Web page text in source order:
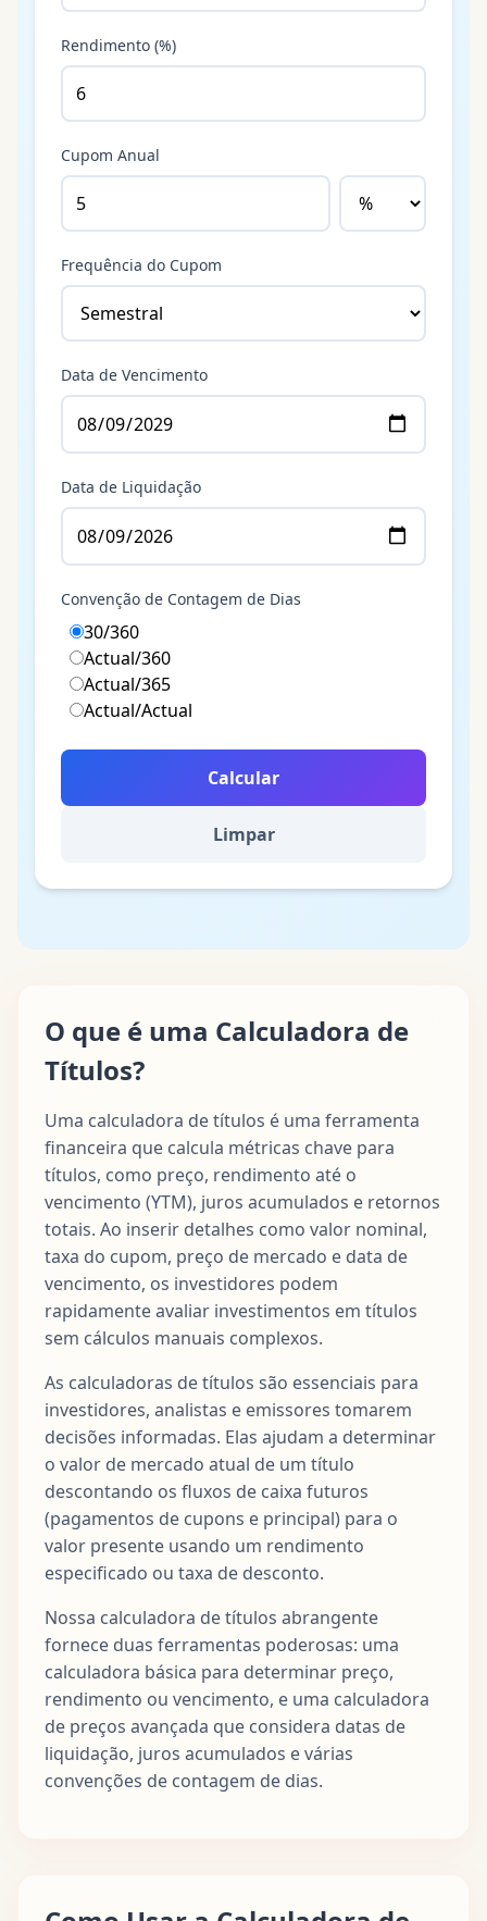
Rendimento (%)
Cupom Anual
Frequência do Cupom
Data de Vencimento
Data de Liquidação
Convenção de Contagem de Dias
30/360
Actual/360
Actual/365
Actual/Actual
Calcular
Limpar
O que é uma Calculadora de
Títulos?
Uma calculadora de títulos é uma ferramenta
financeira que calcula métricas chave para
títulos, como preço, rendimento até o
vencimento (YTM), juros acumulados e retornos
totais. Ao inserir detalhes como valor nominal,
taxa do cupom, preço de mercado e data de
vencimento, os investidores podem
rapidamente avaliar investimentos em títulos
sem cálculos manuais complexos.
As calculadoras de títulos são essenciais para
investidores, analistas e emissores tomarem
decisões informadas. Elas ajudam a determinar
o valor de mercado atual de um título
descontando os fluxos de caixa futuros
(pagamentos de cupons e principal) para o
valor presente usando um rendimento
especificado ou taxa de desconto.
Nossa calculadora de títulos abrangente
fornece duas ferramentas poderosas: uma
calculadora básica para determinar preço,
rendimento ou vencimento, e uma calculadora
de preços avançada que considera datas de
liquidação, juros acumulados e várias
convenções de contagem de dias.